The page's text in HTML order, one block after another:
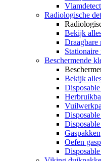
Radiologische
Bekijk
Draagbare
Stationaire
Beschermende
Bekijk
Gaspakken
Oefen